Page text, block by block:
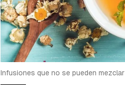
Infusiones que no se pueden mezclar